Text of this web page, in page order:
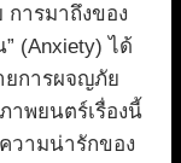
ารมาถึงของ
(Anxiety) ได้
ยการผจญภัย
าพยนตร์เรื่องนี้
วามน่ารักของ